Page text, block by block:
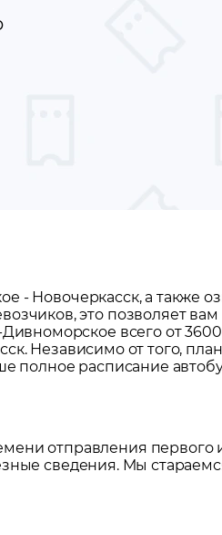
- Новочеркасск, а также
это позволяет
всего от
. Независимо от того,
полное расписание
отправления первого
сведения. Мы